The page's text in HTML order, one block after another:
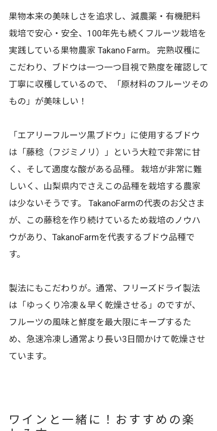
果物本来の美味しさを追求し、減農薬・有機肥料
栽培で安心・安全、100年先も続くフルーツ栽培を
実践している果物農家 Takano Farm。 完熟収穫に
こだわり、ブドウは一つ一つ目視で熟度を確認して
丁寧に収穫しているので、「原材料のフルーツその
もの」が美味しい！
「エアリーフルーツ黒ブドウ」に使用するブドウ
は「藤稔（フジミノリ）」という大粒で非常に甘
く、そして適度な酸がある品種。 栽培が非常に難
しいく、山梨県内でさえこの品種を栽培する農家
は少ないそうです。 TakanoFarmの代表のお父さま
が、この藤稔を作り続けているため栽培のノウハ
ウがあり、TakanoFarmを代表するブドウ品種で
す。
製法にもこだわりが。通常、フリーズドライ製法
は「ゆっくり冷凍＆早く乾燥させる」のですが、
フルーツの風味と鮮度を最大限にキープするた
め、急速冷凍し通常より長い3日間かけて乾燥させ
ています。
ワインと一緒に！おすすめの楽